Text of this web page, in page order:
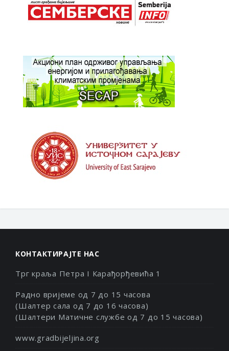
КОНТАКТИРАЈТЕ НАС
Трг краља Петра I Карађорђевића 1
Радно вријеме од 7 до 15 часова
(Шалтер сала од 7 до 16 часова)
(Шалтери Матичне службе од 7 до 15 часова)
www.gradbijeljina.org